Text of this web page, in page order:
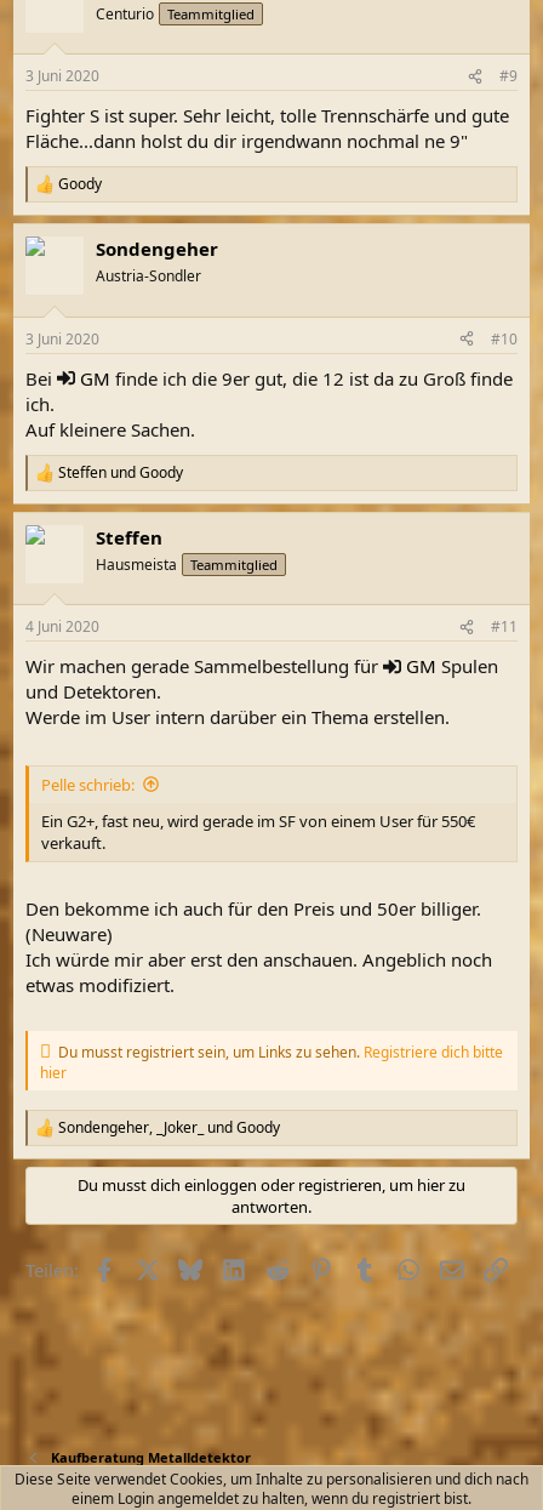
e
:
Centurio Teammitglied
3 Juni 2020 #9
Fighter S ist super. Sehr leicht, tolle Trennschärfe und gute
Fläche...dann holst du dir irgendwann nochmal ne 9"
R
e
a
k
e
:
Goody
Sondengeher
Austria-Sondler
3 Juni 2020 #10
Bei GM finde ich die 9er gut, die 12 ist da zu Groß finde
ich.
Auf kleinere Sachen.
R
e
a
k
e
:
Steffen undGoody
Steffen
Hausmeista Teammitglied
4 Juni 2020 #11
Wir machen gerade Sammelbestellung für GM Spulen
und Detektoren.
Werde im User intern darüber ein Thema erstellen.
Pelle schrieb:
Ein G2+, fast neu, wird gerade im SF von einem User für 550€
verkauft.
Den bekomme ich auch für den Preis und 50er billiger.
(Neuware)
Ich würde mir aber erst den anschauen. Angeblich noch
etwas modifiziert.
Du musst registriert sein, um Links zu sehen. Registriere dich bitte
hier
R
e
a
o
n
n
Sondengeher, _Joker_ undGoody
Du musst dich einloggen oder registrieren, um hier zu
antworten.
Teilen: FacebookX (Twitter)
BlueskyLinkedInReddit PinterestTumblrWhatsApp
E-MailLink
Kaufberatung Metalldetektor
Diese Seite verwendet Cookies, um Inhalte zu personalisieren und dich nach
einem Login angemeldet zu halten, wenn du registriert bist.